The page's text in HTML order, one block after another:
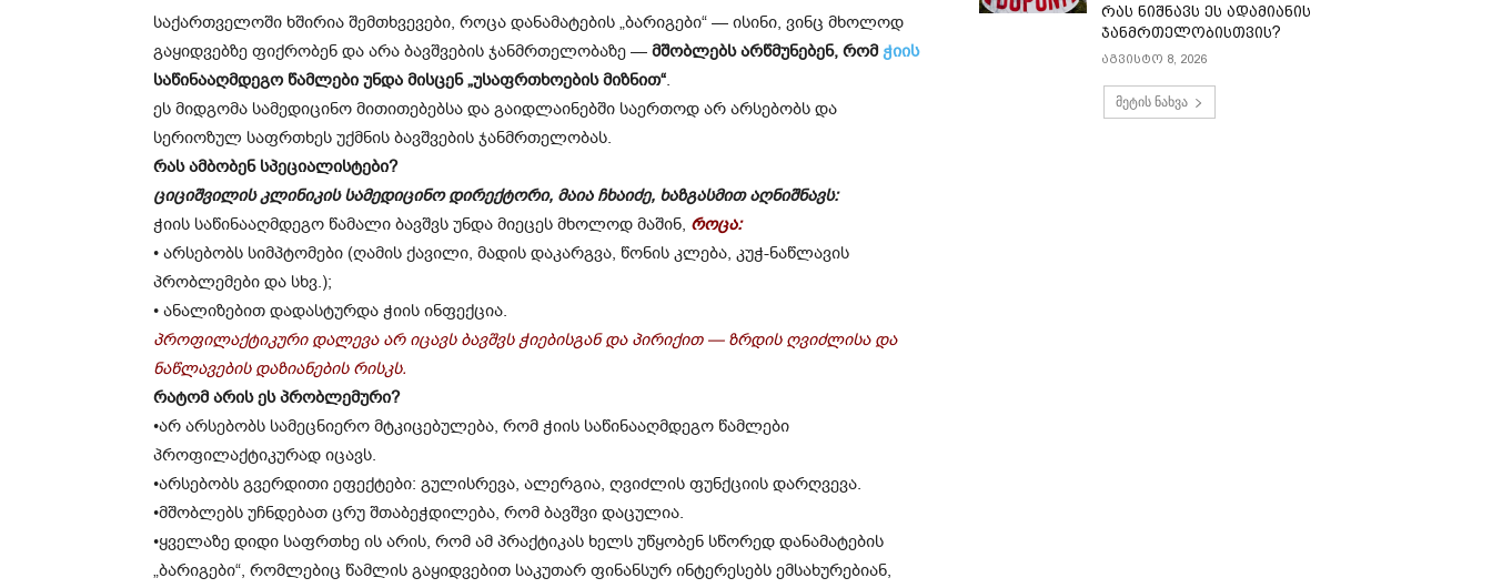
საქართველოში ხშირია შემთხვევები, როცა დანამატების „ბარიგები“ — ისინი, ვინც მხოლოდ
გაყიდვებზე ფიქრობენ და არა ბავშვების ჯანმრთელობაზე — მშობლებს არწმუნებენ, რომჭიის
საწინააღმდეგო წამლები უნდა მისცენ „უსაფრთხოების მიზნით“.
ეს მიდგომა სამედიცინო მითითებებსა და გაიდლაინებში საერთოდ არ არსებობს და
სერიოზულ საფრთხეს უქმნის ბავშვების ჯანმრთელობას.
რას ამბობენ სპეციალისტები?
ციციშვილის კლინიკის სამედიცინო დირექტორი, მაია ჩხაიძე, ხაზგასმით აღნიშნავს:
ჭიის საწინააღმდეგო წამალი ბავშვს უნდა მიეცეს მხოლოდ მაშინ, როცა:
• არსებობს სიმპტომები (ღამის ქავილი, მადის დაკარგვა, წონის კლება, კუჭ-ნაწლავის
პრობლემები და სხვ.);
• ანალიზებით დადასტურდა ჭიის ინფექცია.
პროფილაქტიკური დალევა არ იცავს ბავშვს ჭიებისგან და პირიქით — ზრდის ღვიძლისა და
ნაწლავების დაზიანების რისკს.
რატომ არის ეს პრობლემური?
•არ არსებობს სამეცნიერო მტკიცებულება, რომ ჭიის საწინააღმდეგო წამლები
პროფილაქტიკურად იცავს.
•არსებობს გვერდითი ეფექტები: გულისრევა, ალერგია, ღვიძლის ფუნქციის დარღვევა.
•მშობლებს უჩნდებათ ცრუ შთაბეჭდილება, რომ ბავშვი დაცულია.
•ყველაზე დიდი საფრთხე ის არის, რომ ამ პრაქტიკას ხელს უწყობენ სწორედ დანამატების
„ბარიგები“, რომლებიც წამლის გაყიდვებით საკუთარ ფინანსურ ინტერესებს ემსახურებიან,
რას ნიშნავს ეს ადამიანის
ჯანმრთელობისთვის?
აგვისტო 8, 2026
მეტის ნახვა